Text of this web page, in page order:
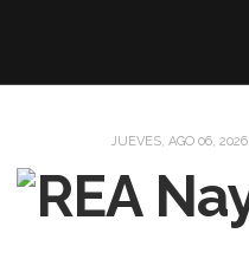
JUEVES, AGO 06, 2026